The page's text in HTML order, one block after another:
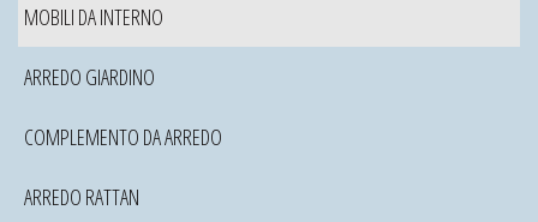
MOBILI DA INTERNO
ARREDO GIARDINO
COMPLEMENTO DA ARREDO
ARREDO RATTAN